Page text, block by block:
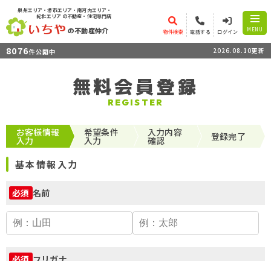
泉州エリア・堺市エリア・南河内エリア・
紀北エリア の不動産・住宅専門店
の不動産仲介 物件検索 電話する ログイン MENU
8076件公開中 2026.08.10更新
無料会員登録
REGISTER
お客様情報
入力
希望条件
入力
入力内容
確認 登録完了
基本情報入力
必須 名前